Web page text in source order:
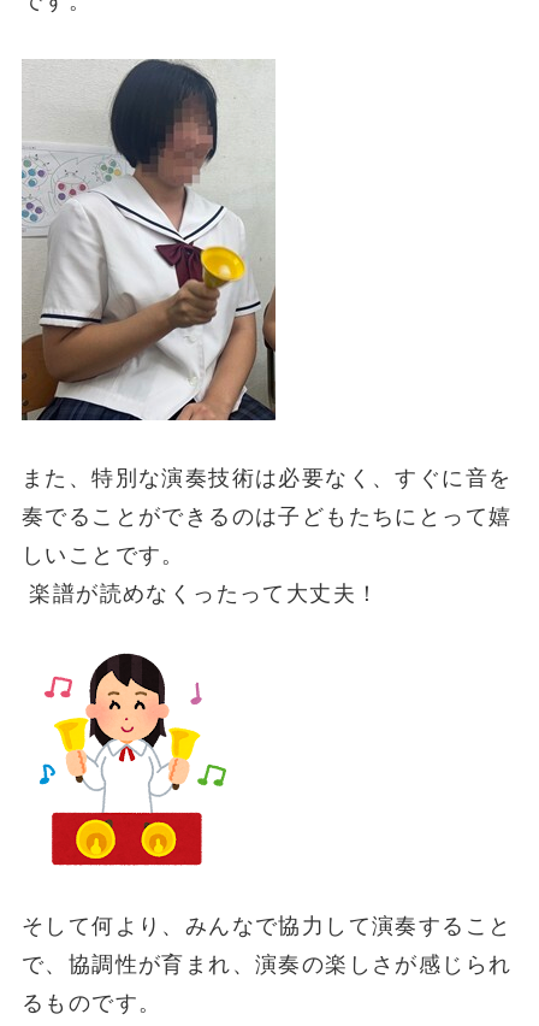
また、特別な演奏技術は必要なく、すぐに音を
奏でることができるのは子どもたちにとって嬉
しいことです。
楽譜が読めなくったって大丈夫！
そして何より、みんなで協力して演奏すること
で、協調性が育まれ、演奏の楽しさが感じられ
るものです。